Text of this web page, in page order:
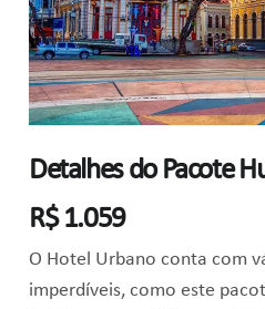
Detalhes do Pacote
R$ 1.059
O Hotel Urbano conta com
imperdíveis, como este